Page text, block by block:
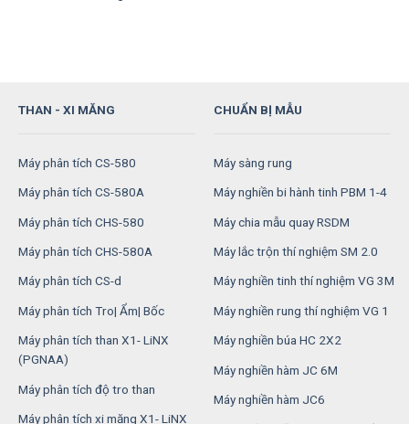
THAN - XI MĂNG
Máy phân tích CS-580
Máy phân tích CS-580A
Máy phân tích CHS-580
Máy phân tích CHS-580A
Máy phân tích CS-d
Máy phân tích Tro| Ẩm| Bốc
Máy phân tích than X1- LiNX
(PGNAA)
Máy phân tích độ tro than
Máy phân tích xi măng X1- LiNX
CHUẨN BỊ MẪU
Máy sàng rung
Máy nghiền bi hành tinh PBM 1-4
Máy chia mẫu quay RSDM
Máy lắc trộn thí nghiệm SM 2.0
Máy nghiền tinh thí nghiệm VG 3M
Máy nghiền rung thí nghiệm VG 1
Máy nghiền búa HC 2X2
Máy nghiền hàm JC 6M
Máy nghiền hàm JC6